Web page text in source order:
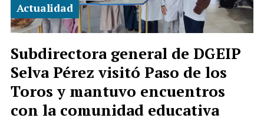
Subdirectora general de DGEIP
Selva Pérez visitó Paso de los
Toros y mantuvo encuentros
con la comunidad educativa
Actualidad